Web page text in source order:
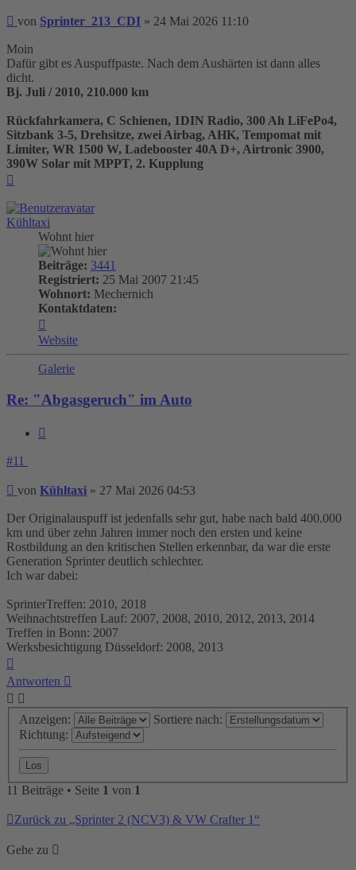
Beitrag
von Sprinter_213_CDI » 24 Mai 2026 11:10
Moin
Dafür gibt es Auspuffpaste. Nach dem Aushärten ist dann alles
dicht.
Bj. Juli / 2010, 210.000 km
Rückfahrkamera, C Schienen, 1DIN Radio, 300 Ah LiFePo4,
Sitzbank 3-5, Drehsitze, zwei Airbag, AHK, Tempomat mit
Limiter, WR 1500 W, Ladebooster 40A D+, Airtronic 3900,
390W Solar mit MPPT, 2. Kupplung
Kühltaxi
Wohnt hier
Beiträge: 3441
Registriert: 25 Mai 2007 21:45
Wohnort: Mechernich
Kontaktdaten:
von
Kühltaxi
Website
Galerie
Re: "Abgasgeruch" im Auto
#11
Beitrag
von Kühltaxi » 27 Mai 2026 04:53
Der Originalauspuff ist jedenfalls sehr gut, habe nach bald 400.000
km und über zehn Jahren immer noch den ersten und keine
Rostbildung an den kritischen Stellen erkennbar, da war die erste
Generation Sprinter deutlich schlechter.
Ich war dabei:
SprinterTreffen: 2010, 2018
Weihnachtstreffen Lauf: 2007, 2008, 2010, 2012, 2013, 2014
Treffen in Bonn: 2007
Werksbesichtigung Düsseldorf: 2008, 2013
Antworten
Anzeigen:
Sortiere nach:
Richtung:
11 Beiträge • Seite 1 von 1
Zurück zu „Sprinter 2 (NCV3) & VW Crafter 1“
Gehe zu